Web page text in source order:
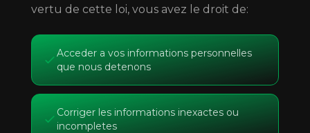
vertu de cette loi, vous avez le droit de:
Acceder a vos informations personnelles
que nous detenons
Corriger les informations inexactes ou
incompletes